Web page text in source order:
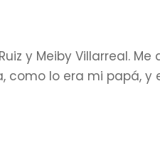
y Meiby Villarreal.
como lo era mi papá, y